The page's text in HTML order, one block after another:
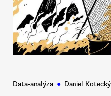
Data-analýza ● Daniel Kotecký